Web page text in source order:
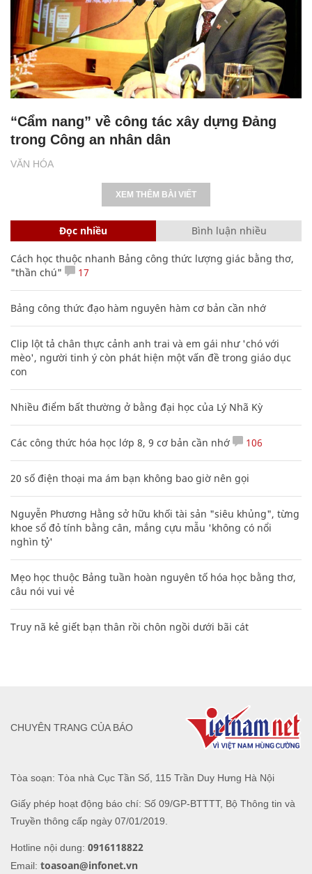
VĂN HÓA
“Cẩm nang” về công tác xây dựng Đảng
trong Công an nhân dân
XEM THÊM BÀI VIẾT
Đọc nhiều Bình luận nhiều
Cách học thuộc nhanh Bảng công thức lượng giác bằng thơ,
"thần chú"
17
Bảng công thức đạo hàm nguyên hàm cơ bản cần nhớ
Clip lột tả chân thực cảnh anh trai và em gái như 'chó với
mèo', người tinh ý còn phát hiện một vấn đề trong giáo dục
con
Nhiều điểm bất thường ở bằng đại học của Lý Nhã Kỳ
Các công thức hóa học lớp 8, 9 cơ bản cần nhớ 106
20 số điện thoại ma ám bạn không bao giờ nên gọi
Nguyễn Phương Hằng sở hữu khối tài sản "siêu khủng", từng
khoe sổ đỏ tính bằng cân, mắng cựu mẫu 'không có nổi
nghìn tỷ'
Mẹo học thuộc Bảng tuần hoàn nguyên tố hóa học bằng thơ,
câu nói vui vẻ
Truy nã kẻ giết bạn thân rồi chôn ngồi dưới bãi cát
Tòa soạn: Tòa nhà Cục Tần Số, 115 Trần Duy Hưng Hà Nội
Giấy phép hoạt động báo chí: Số 09/GP-BTTTT, Bộ Thông tin và
Truyền thông cấp ngày 07/01/2019.
Hotline nội dung: 0916118822
Email: toasoan@infonet.vn
CHUYÊN TRANG CỦA BÁO